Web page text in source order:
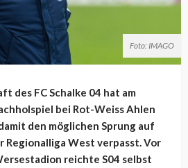
Foto: IMAGO
des FC Schalke 04 hat am
bei Rot-Weiss Ahlen
den möglichen Sprung auf
West verpasst. Vor
reichte S04 selbst